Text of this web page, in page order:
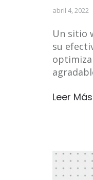
abril 4, 2022
Un sitio
su
Leer Más